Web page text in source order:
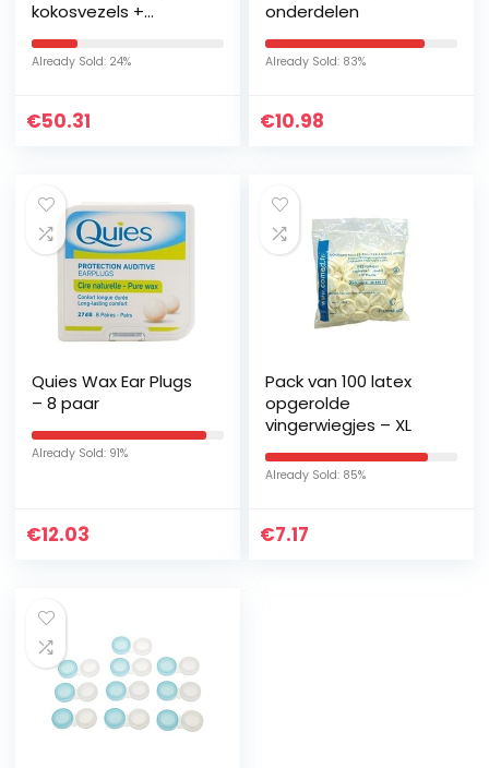
kokosvezels +
stoelbevestiging &
Already Sold: 24%
€50.31
onderdelen
Already Sold: 83%
€10.98
Quies Wax Ear Plugs
– 8 paar
Already Sold: 91%
€12.03
Pack van 100 latex
opgerolde
vingerwiegjes – XL
Already Sold: 85%
€7.17